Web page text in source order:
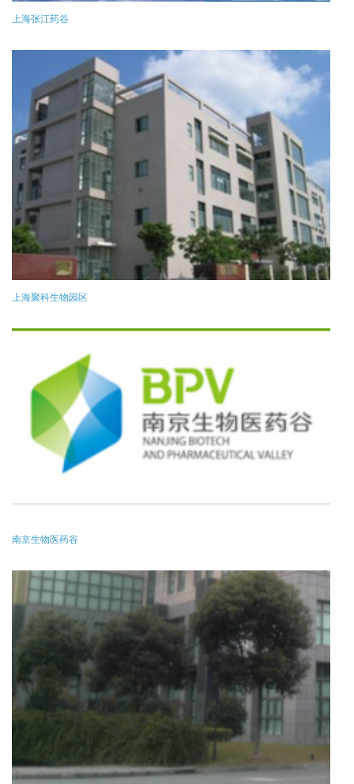
上海张江药谷
上海聚科生物园区
南京生物医药谷